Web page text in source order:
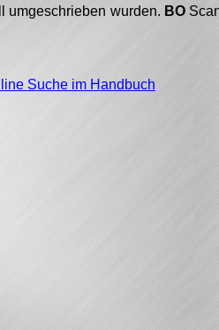
umgeschrieben wurden. BO
Suche im Handbuch